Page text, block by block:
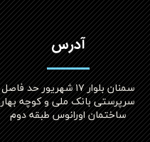
آدرس
سمنان بلوار ۱۷ شهریور حد فاصل
سرپرستی بانک ملی و کوچه بهار
ساختمان اورانوس طبقه دوم